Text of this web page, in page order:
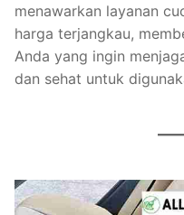
menawarkan layanan
harga terjangkau,
Anda yang ingin
dan sehat untuk